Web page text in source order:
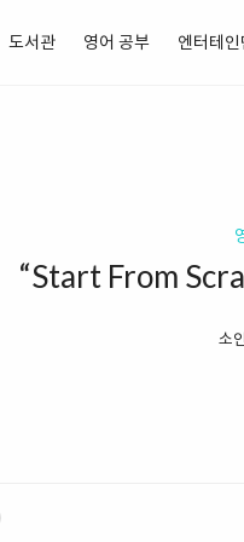
도서관 영어 공부 엔터테
“Start From
소